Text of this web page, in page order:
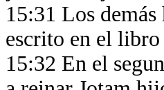
15:31 Los
escrito en el
15:32 En el